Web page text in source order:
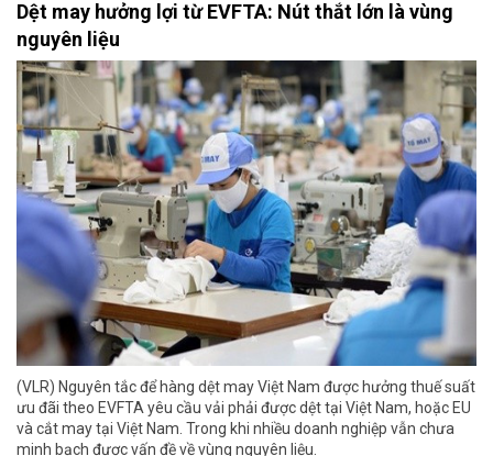
Dệt may hưởng lợi từ EVFTA: Nút thắt lớn là vùng
nguyên liệu
(VLR) Nguyên tắc để hàng dệt may Việt Nam được hưởng thuế suất
ưu đãi theo EVFTA yêu cầu vải phải được dệt tại Việt Nam, hoặc EU
và cắt may tại Việt Nam. Trong khi nhiều doanh nghiệp vẫn chưa
minh bạch được vấn đề về vùng nguyên liệu.